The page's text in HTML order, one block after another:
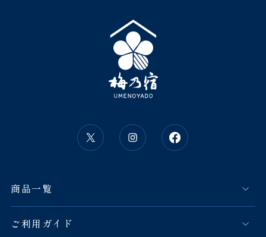
商品一覧
ご利用ガイド